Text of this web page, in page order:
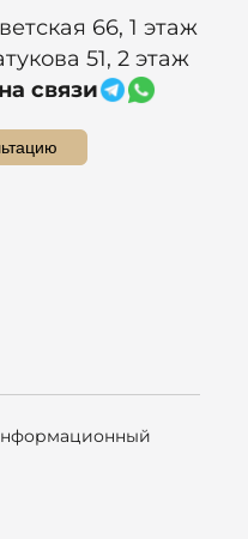
66, 1 этаж
51, 2 этаж
связи